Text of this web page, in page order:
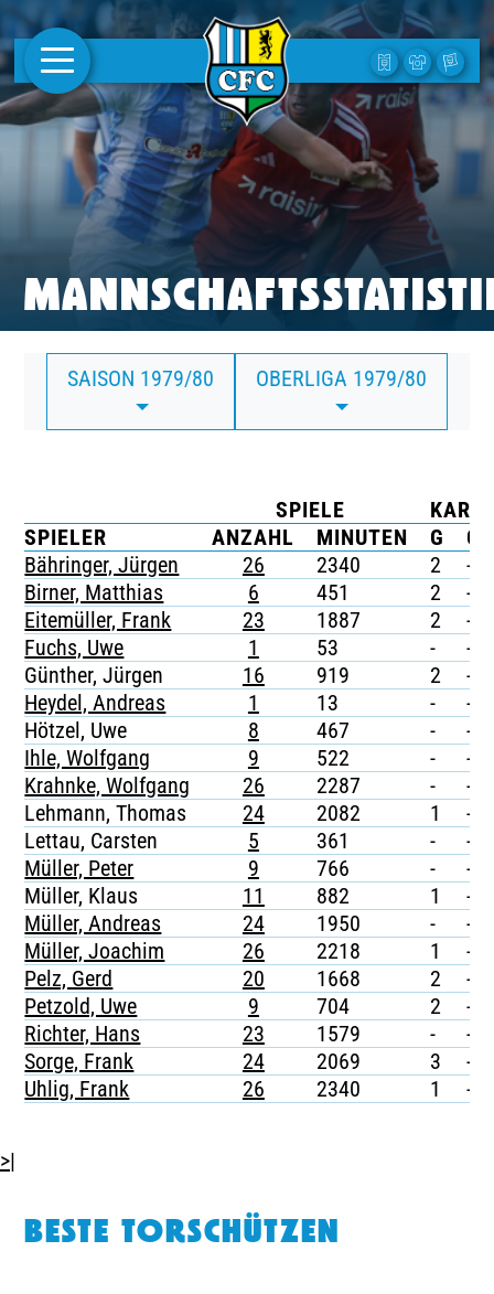
AKTUELLES
1. MANNSCHAFT
FRAUEN
CAMPUS
CLUB
CLUBMITGLIEDSCHAFT
BUSINESS
TICKETING
SAISON 1979/80 OBERLIGA 1979/80
SPIELE
SPIELER
ANZAHL MINUTEN G
G/
Bähringer, Jürgen
26 2340 2
-
Birner, Matthias
6 451 2
-
Eitemüller, Frank
23 1887 2
-
Fuchs, Uwe
1 53 -
-
Günther, Jürgen
16 919 2
-
Heydel, Andreas
1 13 -
-
Hötzel, Uwe
8 467 -
-
Ihle, Wolfgang
9 522 -
-
Krahnke, Wolfgang
26 2287 -
-
Lehmann, Thomas
24 2082 1
-
Lettau, Carsten
5 361 -
-
Müller, Peter
9 766 -
-
Müller, Klaus
11 882 1
-
Müller, Andreas
24 1950 -
-
Müller, Joachim
26 2218 1
-
Pelz, Gerd
20 1668 2
-
Petzold, Uwe
9 704 2
-
Richter, Hans
23 1579 -
-
Sorge, Frank
24 2069 3
-
Uhlig, Frank
26 2340 1 -
>|
BESTE TORSCHÜTZEN